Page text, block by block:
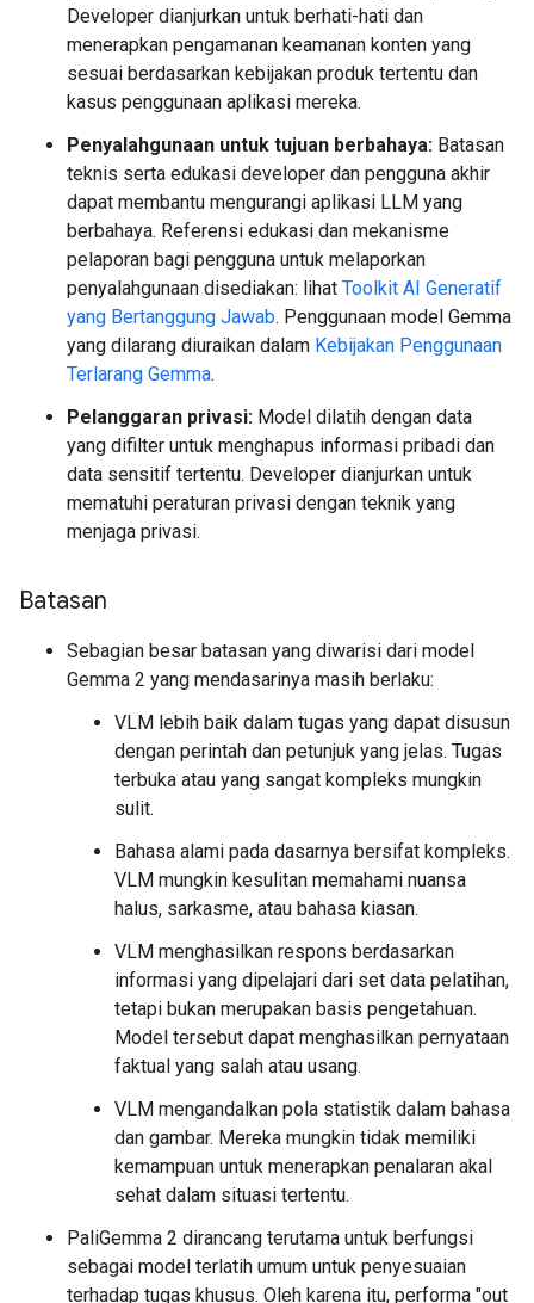
Developer dianjurkan untuk berhati-hati dan
menerapkan pengamanan keamanan konten yang
sesuai berdasarkan kebijakan produk tertentu dan
kasus penggunaan aplikasi mereka.
Penyalahgunaan untuk tujuan berbahaya: Batasan
teknis serta edukasi developer dan pengguna akhir
dapat membantu mengurangi aplikasi LLM yang
berbahaya. Referensi edukasi dan mekanisme
pelaporan bagi pengguna untuk melaporkan
penyalahgunaan disediakan: lihat Toolkit AI Generatif
yang Bertanggung Jawab. Penggunaan model Gemma
yang dilarang diuraikan dalam Kebijakan Penggunaan
Terlarang Gemma.
Pelanggaran privasi: Model dilatih dengan data
yang difilter untuk menghapus informasi pribadi dan
data sensitif tertentu. Developer dianjurkan untuk
mematuhi peraturan privasi dengan teknik yang
menjaga privasi.
Batasan
Sebagian besar batasan yang diwarisi dari model
Gemma 2 yang mendasarinya masih berlaku:
VLM lebih baik dalam tugas yang dapat disusun
dengan perintah dan petunjuk yang jelas. Tugas
terbuka atau yang sangat kompleks mungkin
sulit.
Bahasa alami pada dasarnya bersifat kompleks.
VLM mungkin kesulitan memahami nuansa
halus, sarkasme, atau bahasa kiasan.
VLM menghasilkan respons berdasarkan
informasi yang dipelajari dari set data pelatihan,
tetapi bukan merupakan basis pengetahuan.
Model tersebut dapat menghasilkan pernyataan
faktual yang salah atau usang.
VLM mengandalkan pola statistik dalam bahasa
dan gambar. Mereka mungkin tidak memiliki
kemampuan untuk menerapkan penalaran akal
sehat dalam situasi tertentu.
PaliGemma 2 dirancang terutama untuk berfungsi
sebagai model terlatih umum untuk penyesuaian
terhadap tugas khusus. Oleh karena itu, performa "out